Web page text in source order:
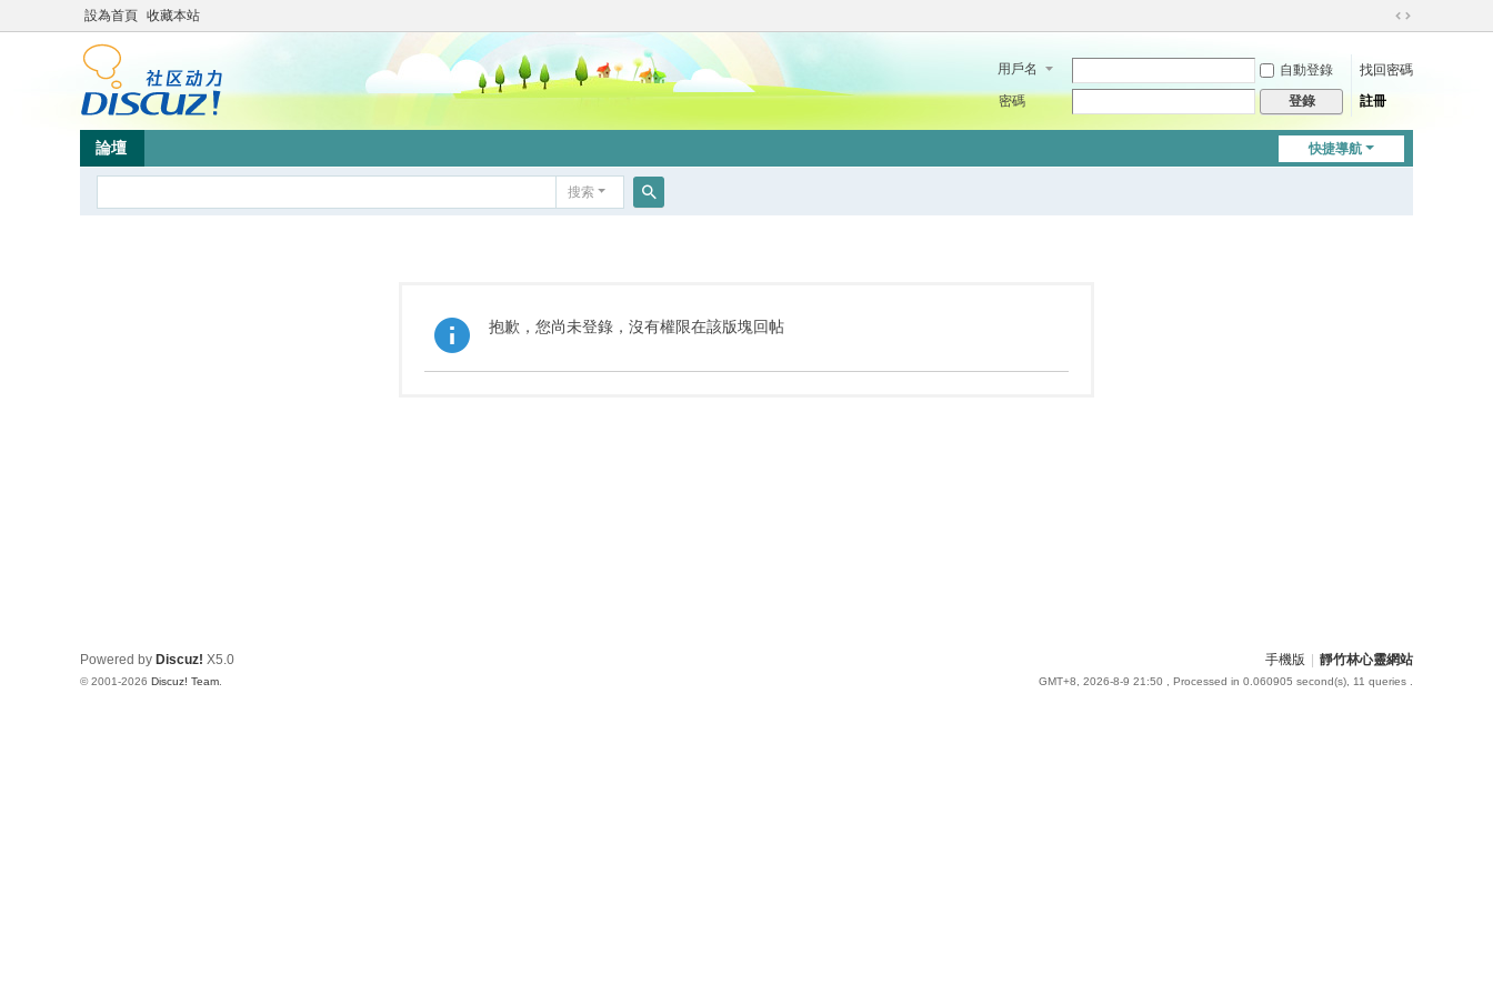
設為首頁 收藏本站
切
到
用戶名 自動登錄
找回密碼
密碼
登錄 註冊
快捷導航
論壇
搜索
抱歉，您尚未登錄，沒有權限在該版塊回帖
手機版 靜竹林心靈網站
GMT+8, 2026-8-9 21:50 , Processed in 0.060905 second(s), 11 queries .
Powered by Discuz! X5.0
© 2001-2026 Discuz! Team